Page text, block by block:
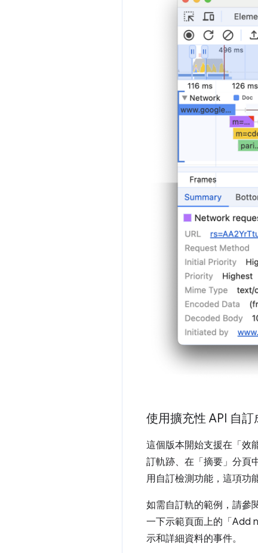
使用擴充性 API 自訂
這個版本開始支援在「效
訂軌跡、在「摘要」 分頁
用自訂檢測功能，這項功
如需自訂軌的範例，請參
一下示範頁面上的「Add
示和詳細資料的事件。